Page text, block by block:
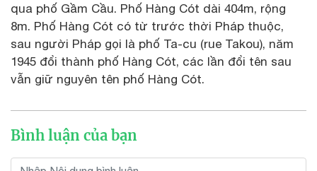
qua phố Gầm Cầu. Phố Hàng Cót dài 404m, rộng
8m. Phố Hàng Cót có từ trước thời Pháp thuộc,
sau người Pháp gọi là phố Ta-cu (rue Takou), năm
1945 đổi thành phố Hàng Cót, các lần đổi tên sau
vẫn giữ nguyên tên phố Hàng Cót.
Bình luận của bạn